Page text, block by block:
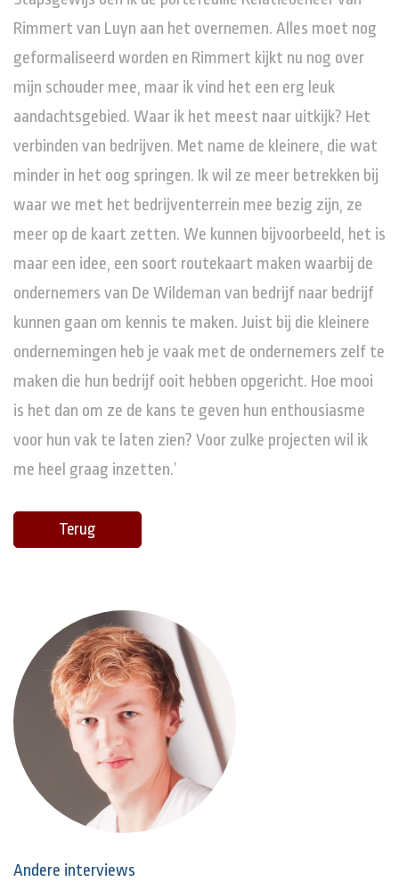
Andere interviews
Rimmert van Luyn aan het overnemen. Alles moet nog
geformaliseerd worden en Rimmert kijkt nu nog over
mijn schouder mee, maar ik vind het een erg leuk
aandachtsgebied. Waar ik het meest naar uitkijk? Het
verbinden van bedrijven. Met name de kleinere, die wat
minder in het oog springen. Ik wil ze meer betrekken bij
waar we met het bedrijventerrein mee bezig zijn, ze
meer op de kaart zetten. We kunnen bijvoorbeeld, het is
maar een idee, een soort routekaart maken waarbij de
ondernemers van De Wildeman van bedrijf naar bedrijf
kunnen gaan om kennis te maken. Juist bij die kleinere
ondernemingen heb je vaak met de ondernemers zelf te
maken die hun bedrijf ooit hebben opgericht. Hoe mooi
is het dan om ze de kans te geven hun enthousiasme
voor hun vak te laten zien? Voor zulke projecten wil ik
me heel graag inzetten.’
Terug